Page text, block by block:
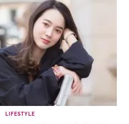
LIFESTYLE